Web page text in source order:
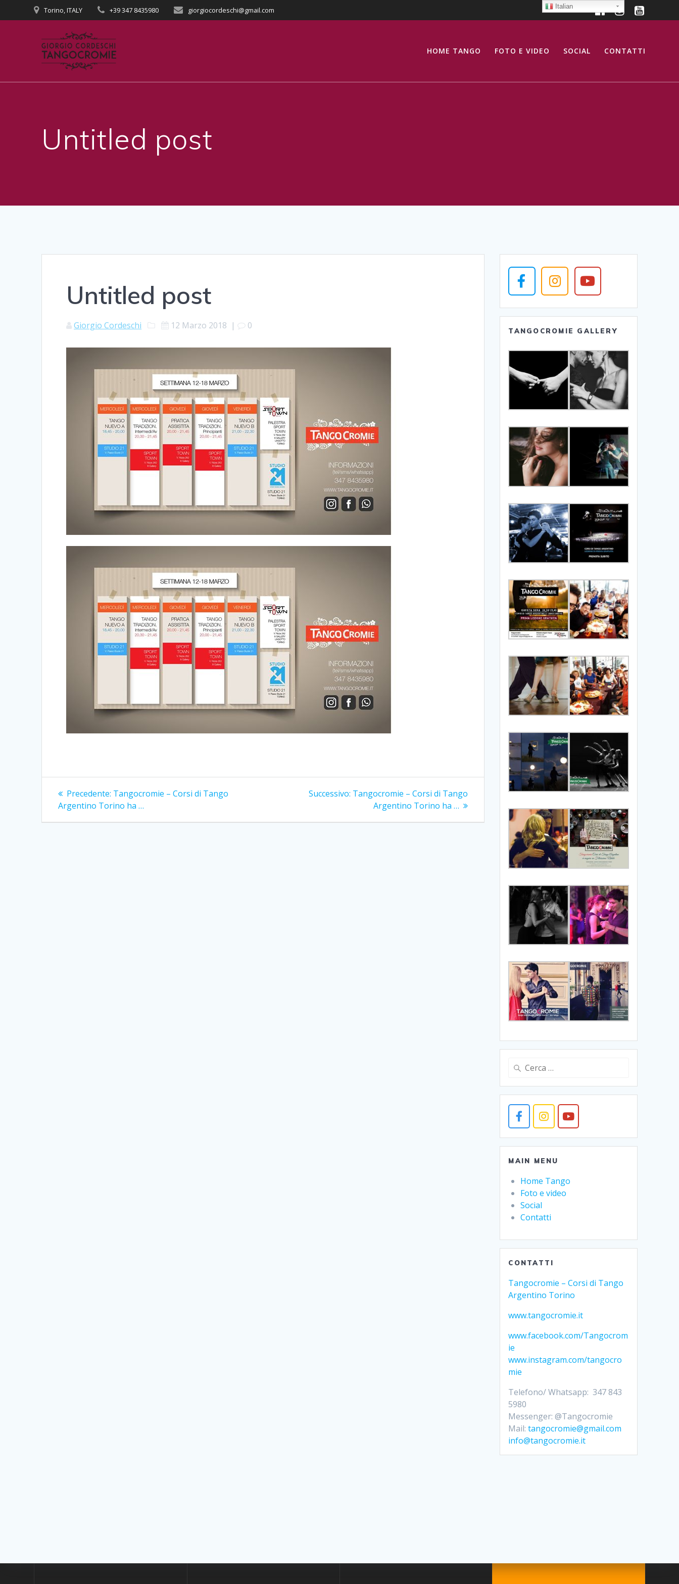
al
Torino, ITALY +39 347 8435980 giorgiocordeschi@gmail.com
HOME TANGO FOTO E VIDEO SOCIAL CONTATTI
Untitled post
Untitled post
Giorgio Cordeschi 12 Marzo 2018 | 0
Navigazione
articoli
Precedente: Articolo
precedente:
Tangocromie – Corsi di Tango
Argentino Torino ha …
Successivo: Articolo
successivo:
Tangocromie – Corsi di Tango
Argentino Torino ha …
TANGOCROMIE GALLERY
Ricerca
per:
MAIN MENU
Home Tango
Foto e video
Social
Contatti
CONTATTI
Tangocromie – Corsi di Tango
Argentino Torino
www.tangocromie.it
www.facebook.com/Tangocrom
ie
www.instagram.com/tangocro
mie
Telefono/ Whatsapp: 347 843
5980
Messenger: @Tangocromie
Mail:tangocromie@gmail.com
info@tangocromie.it
Italian